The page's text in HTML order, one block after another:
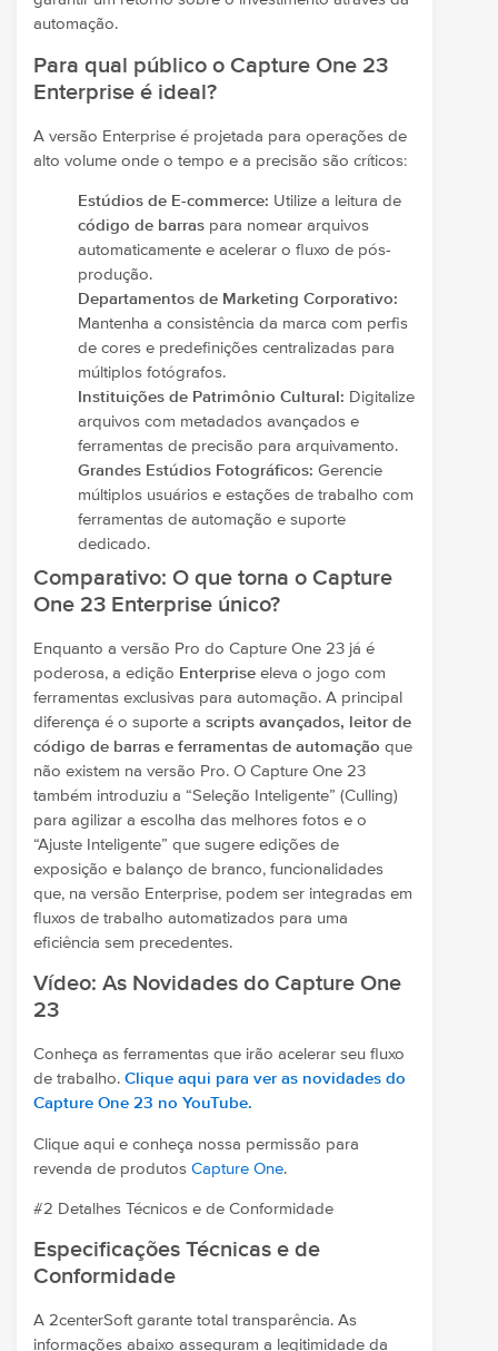
automação.
Para qual público o Capture One 23
Enterprise é ideal?
A versão Enterprise é projetada para operações de
alto volume onde o tempo e a precisão são críticos:
Estúdios de E-commerce: Utilize a leitura de
código de barras para nomear arquivos
automaticamente e acelerar o fluxo de pós-
produção.
Departamentos de Marketing Corporativo:
Mantenha a consistência da marca com perfis
de cores e predefinições centralizadas para
múltiplos fotógrafos.
Instituições de Patrimônio Cultural: Digitalize
arquivos com metadados avançados e
ferramentas de precisão para arquivamento.
Grandes Estúdios Fotográficos: Gerencie
múltiplos usuários e estações de trabalho com
ferramentas de automação e suporte
dedicado.
Comparativo: O que torna o Capture
One 23 Enterprise único?
Enquanto a versão Pro do Capture One 23 já é
poderosa, a edição Enterprise eleva o jogo com
ferramentas exclusivas para automação. A principal
diferença é o suporte a scripts avançados, leitor de
código de barras e ferramentas de automação que
não existem na versão Pro. O Capture One 23
também introduziu a “Seleção Inteligente” (Culling)
para agilizar a escolha das melhores fotos e o
“Ajuste Inteligente” que sugere edições de
exposição e balanço de branco, funcionalidades
que, na versão Enterprise, podem ser integradas em
fluxos de trabalho automatizados para uma
eficiência sem precedentes.
Vídeo: As Novidades do Capture One
23
Conheça as ferramentas que irão acelerar seu fluxo
de trabalho. Clique aqui para ver as novidades do
Capture One 23 no YouTube.
Clique aqui e conheça nossa permissão para
revenda de produtos Capture One.
#2 Detalhes Técnicos e de Conformidade
Especificações Técnicas e de
Conformidade
A 2centerSoft garante total transparência. As
informações abaixo asseguram a legitimidade da